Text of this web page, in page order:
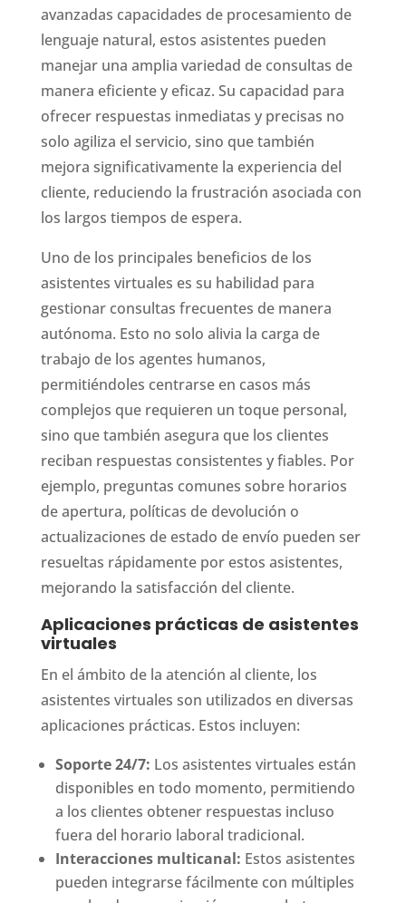
avanzadas capacidades de procesamiento de
lenguaje natural, estos asistentes pueden
manejar una amplia variedad de consultas de
manera eficiente y eficaz. Su capacidad para
ofrecer respuestas inmediatas y precisas no
solo agiliza el servicio, sino que también
mejora significativamente la experiencia del
cliente, reduciendo la frustración asociada con
los largos tiempos de espera.
Uno de los principales beneficios de los
asistentes virtuales es su habilidad para
gestionar consultas frecuentes de manera
autónoma. Esto no solo alivia la carga de
trabajo de los agentes humanos,
permitiéndoles centrarse en casos más
complejos que requieren un toque personal,
sino que también asegura que los clientes
reciban respuestas consistentes y fiables. Por
ejemplo, preguntas comunes sobre horarios
de apertura, políticas de devolución o
actualizaciones de estado de envío pueden ser
resueltas rápidamente por estos asistentes,
mejorando la satisfacción del cliente.
Aplicaciones prácticas de asistentes
virtuales
En el ámbito de la atención al cliente, los
asistentes virtuales son utilizados en diversas
aplicaciones prácticas. Estos incluyen:
Soporte 24/7: Los asistentes virtuales están
disponibles en todo momento, permitiendo
a los clientes obtener respuestas incluso
fuera del horario laboral tradicional.
Interacciones multicanal: Estos asistentes
pueden integrarse fácilmente con múltiples